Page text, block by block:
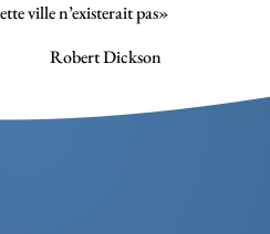
ville n’existerait pas»
Dickson